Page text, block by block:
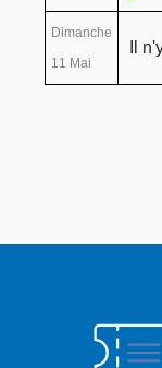
Dimanche
11 Mai
Il